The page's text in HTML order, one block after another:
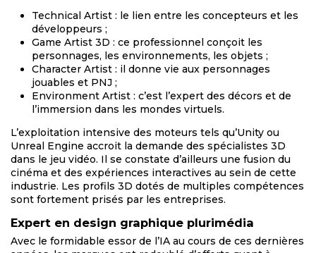
Technical Artist : le lien entre les concepteurs et les
développeurs ;
Game Artist 3D : ce professionnel conçoit les
personnages, les environnements, les objets ;
Character Artist : il donne vie aux personnages
jouables et PNJ ;
Environment Artist : c’est l’expert des décors et de
l’immersion dans les mondes virtuels.
L’exploitation intensive des moteurs tels qu’Unity ou
Unreal Engine accroit la demande des spécialistes 3D
dans le jeu vidéo. Il se constate d’ailleurs une fusion du
cinéma et des expériences interactives au sein de cette
industrie. Les profils 3D dotés de multiples compétences
sont fortement prisés par les entreprises.
Expert en design graphique plurimédia
Avec le formidable essor de l’IA au cours de ces dernières